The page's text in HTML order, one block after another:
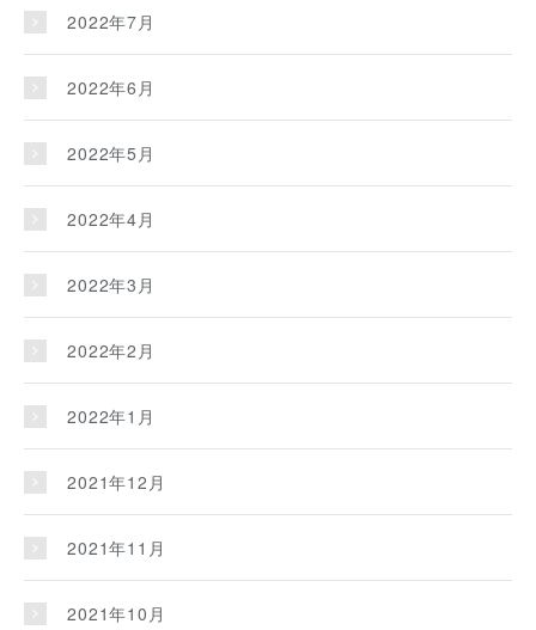
2022年7月
2022年6月
2022年5月
2022年4月
2022年3月
2022年2月
2022年1月
2021年12月
2021年11月
2021年10月